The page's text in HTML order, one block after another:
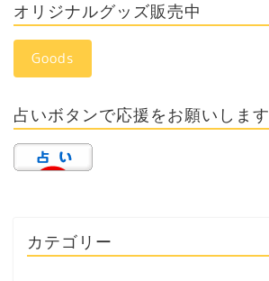
オリジナルグッズ販売中
Goods
占いボタンで応援をお願いします
カテゴリー